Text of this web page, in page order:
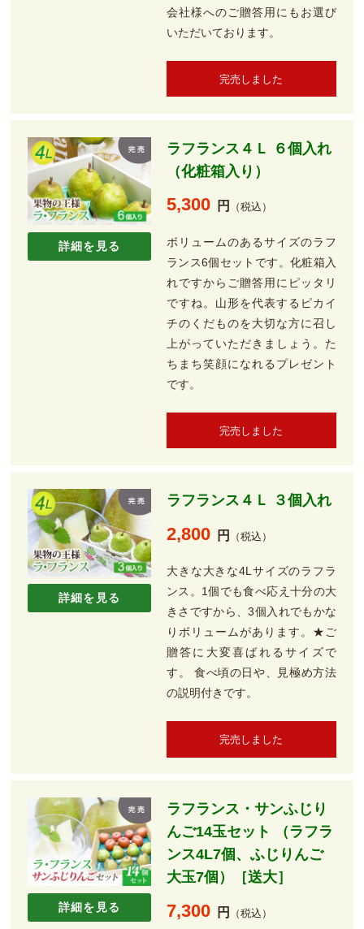
会社様へのご贈答用にもお選び
いただいております。
完売しました
詳細を見る
ラフランス４Ｌ ６個入れ
（化粧箱入り）
5,300 円 （税込）
ボリュームのあるサイズのラフ
ランス6個セットです。化粧箱入
れですからご贈答用にピッタリ
ですね。山形を代表するピカイ
チのくだものを大切な方に召し
上がっていただきましょう。た
ちまち笑顔になれるプレゼント
です。
完売しました
詳細を見る
ラフランス４Ｌ ３個入れ
2,800 円 （税込）
大きな大きな4Lサイズのラフラ
ンス。1個でも食べ応え十分の大
きさですから、3個入れでもかな
りボリュームがあります。★ご
贈答に大変喜ばれるサイズで
す。 食べ頃の日や、見極め方法
の説明付きです。
完売しました
詳細を見る
ラフランス・サンふじり
んご14玉セット （ラフラ
ンス4L7個、ふじりんご
大玉7個）［送大］
7,300 円 （税込）